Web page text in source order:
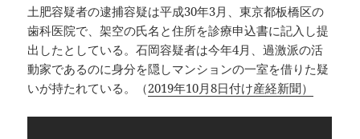
土肥容疑者の逮捕容疑は平成30年3月、東京都板橋区の
歯科医院で、架空の氏名と住所を診療申込書に記入し提
出したとしている。石岡容疑者は今年4月、過激派の活
動家であるのに身分を隠しマンションの一室を借りた疑
いが持たれている。（2019年10月8日付け産経新聞）